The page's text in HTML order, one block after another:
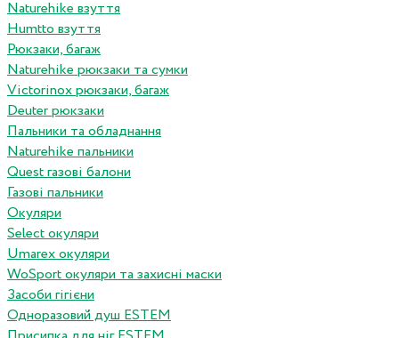
Naturehike взуття
Humtto взуття
Рюкзаки, багаж
Naturehike рюкзаки та сумки
Victorinox рюкзаки, багаж
Deuter рюкзаки
Пальники та обладнання
Naturehike пальники
Quest газові балони
Газові пальники
Окуляри
Select окуляри
Umarex окуляри
WoSport окуляри та захисні маски
Засоби гігієни
Одноразовий душ ESTEM